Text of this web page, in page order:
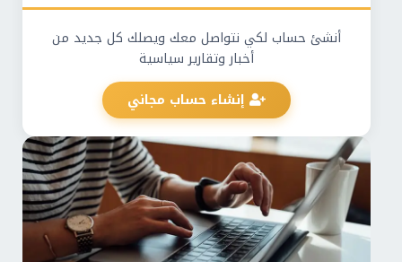
أنشئ حساب لكي نتواصل معك ويصلك كل جديد من
أخبار وتقارير سياسية
إنشاء حساب مجاني